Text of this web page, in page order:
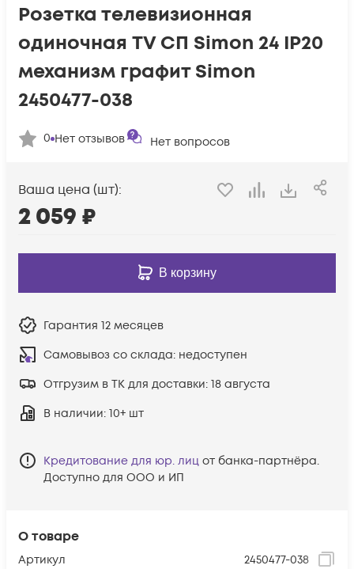
О товаре
Артикул
2450477-038
Розетка телевизионная
одиночная TV СП Simon 24 IP20
механизм графит Simon
2450477-038
0 Нет отзывов Нет вопросов
Ваша цена (шт):
2 059 ₽
В корзину
Гарантия 12 месяцев
Самовывоз со склада: недоступен
Отгрузим в ТК для доставки: 18 августа
В наличии: 10+ шт
Кредитование для юр. лиц от банка-партнёра.
Доступно для ООО и ИП